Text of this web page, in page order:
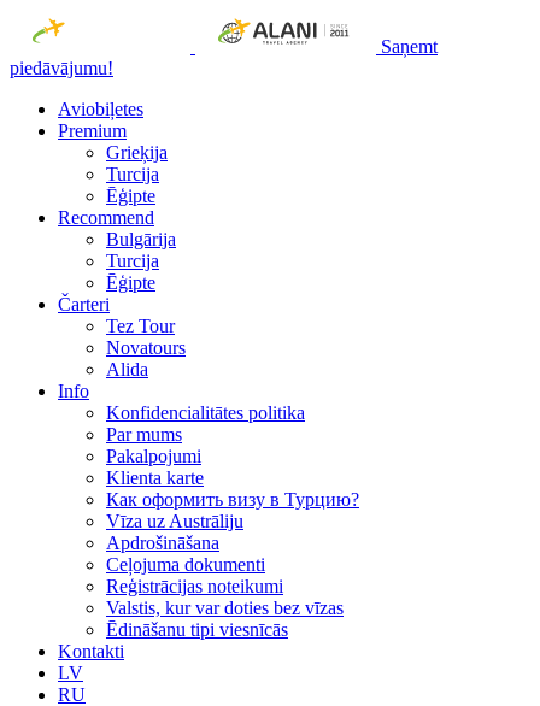
Saņemt
piedāvājumu!
Aviobiļetes
Premium
Grieķija
Turcija
Ēģipte
Recommend
Bulgārija
Turcija
Ēģipte
Čarteri
Tez Tour
Novatours
Alida
Info
Konfidencialitātes politika
Par mums
Рakalpojumi
Klienta karte
Как оформить визу в Турцию?
Vīza uz Austrāliju
Apdrošināšana
Ceļojuma dokumenti
Reģistrācijas noteikumi
Valstis, kur var doties bez vīzas
Ēdināšanu tipi viesnīcās
Kontakti
LV
RU